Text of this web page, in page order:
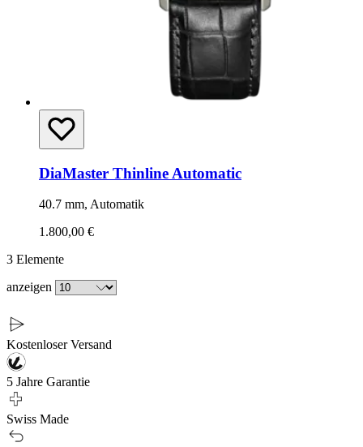
DiaMaster Thinline Automatic
40.7 mm, Automatik
1.800,00 €
3 Elemente
anzeigen
Kostenloser Versand
5 Jahre Garantie
Swiss Made